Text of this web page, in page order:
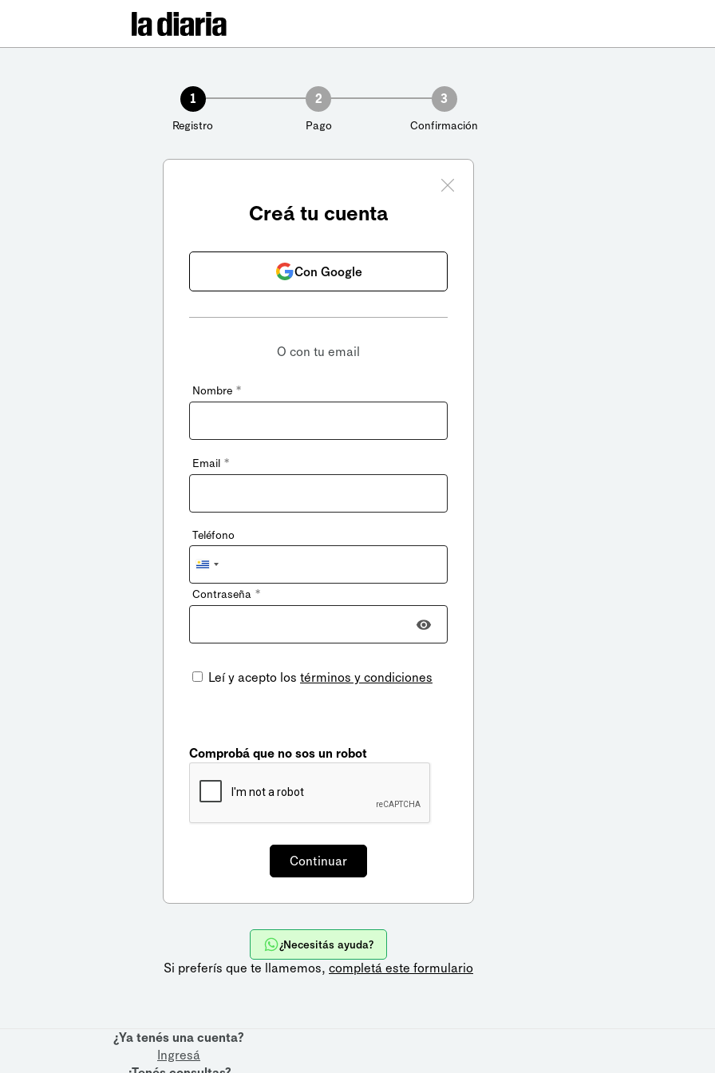
1
Registro
2
Pago
3
Confirmación
Creá tu cuenta
Con Google
O con tu email
Nombre *
Email *
Teléfono
Uruguay
+598
Contraseña *
Leí y acepto los términos y condiciones
Comprobá que no sos un robot
¿Necesitás ayuda?
Si preferís que te llamemos, completá este formulario
¿Ya tenés una cuenta?
Ingresá